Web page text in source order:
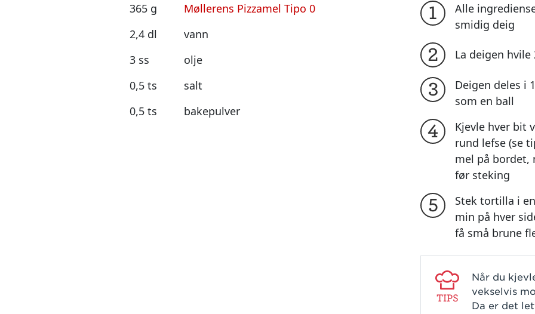
365 g
Møllerens Pizzamel Tipo 0
2,4 dl
vann
3 ss
olje
0,5 ts
salt
0,5 ts
bakepulver
1
Alle
smidig deig
2 La deigen hvile
3
Deigen deles i
som en ball
4
Kjevle hver bit
rund lefse (se
mel på bordet,
før steking
5
Stek tortilla i
min på hver
få små brune
TIPS
Når du
vekselvis
Da er det